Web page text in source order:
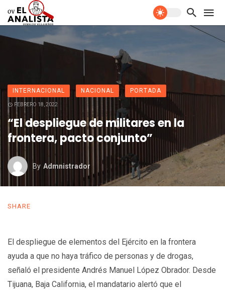
INTERNACIONAL NACIONAL PORTADA
FEBRERO 18, 2022
“El despliegue de militares en la
frontera, pacto conjunto”
By Admnistrador
SHARE
El despliegue de elementos del Ejército en la frontera
ayuda a que no haya tráfico de personas y de drogas,
señaló el presidente Andrés Manuel López Obrador. Desde
Tijuana, Baja California, el mandatario alertó que el